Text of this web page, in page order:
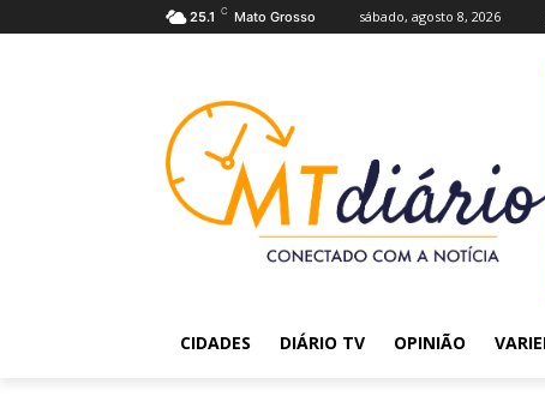
25.1 C Mato Grosso sábado, agosto 8, 2026
CIDADES DIÁRIO TV OPINIÃO